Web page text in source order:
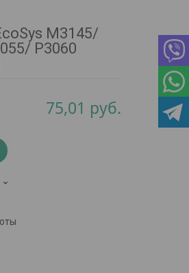
M3145/
P3060
75,01 руб.